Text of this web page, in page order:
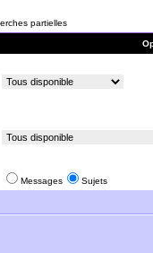
partielles
Messages Sujets